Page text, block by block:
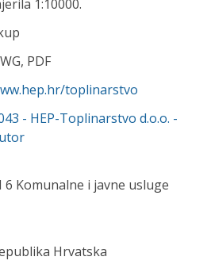
1:10000.
PDF
toplinarstvo
- HEP-Toplinarstvo d.o.o. -
6 Komunalne i javne usluge
Hrvatska